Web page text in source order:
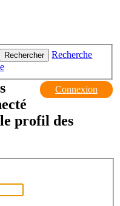
Rechercher
Recherche
Connexion
profil des